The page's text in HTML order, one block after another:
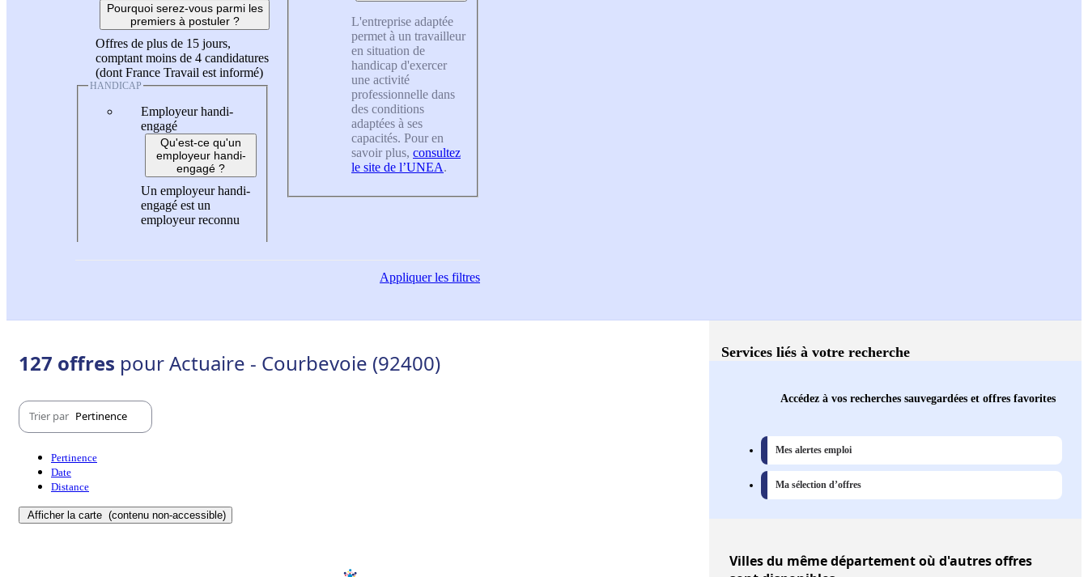
Pourquoi serez-vous parmi les
premiers à postuler ?
Offres de plus de 15 jours,
comptant moins de 4 candidatures
(dont France Travail est informé)
HANDICAP
Employeur handi-
engagé
Qu'est-ce qu'un
employeur handi-
engagé ?
Un employeur handi-
engagé est un
employeur reconnu
L'entreprise adaptée
permet à un travailleur
en situation de
handicap d'exercer
une activité
professionnelle dans
des conditions
adaptées à ses
capacités. Pour en
savoir plus, consultez
le site de l’UNEA.
Appliquerles filtres
127 offres pour Actuaire - Courbevoie (92400)
Trier par Pertinence
Pertinence
Date
Distance
Afficher la carte (contenu non-accessible)
Services liés à votre recherche
Accédez à vos recherches sauvegardées et offres favorites
Mes alertes emploi
Ma sélection d’offres
Villesdu même département où d'autres offres